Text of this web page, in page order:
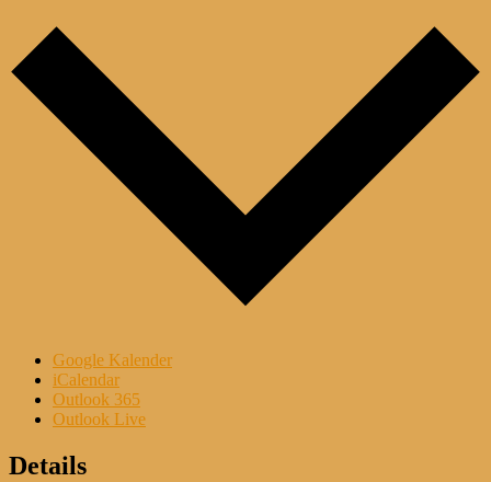
Google Kalender
iCalendar
Outlook 365
Outlook Live
Details